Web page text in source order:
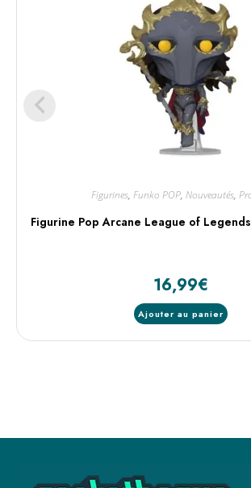
Figurines, Funko POP, Nouveautés,
Figurine Pop Arcane League of
16,99€
Ajouter au panier